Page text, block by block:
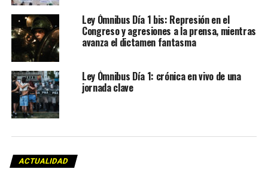
Ley Ómnibus Día 1 bis: Represión en el
Congreso y agresiones a la prensa, mientras
avanza el dictamen fantasma
Ley Ómnibus Día 1: crónica en vivo de una
jornada clave
ACTUALIDAD